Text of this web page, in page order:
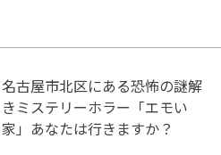
名古屋市北区にある恐怖の謎解
きミステリーホラー「エモい
家」あなたは行きますか？